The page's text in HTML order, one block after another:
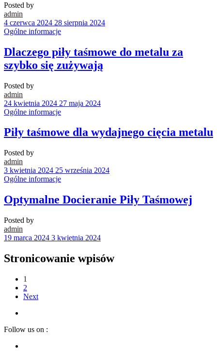
Posted by
admin
4 czerwca 2024 28 sierpnia 2024
Ogólne informacje
Dlaczego piły taśmowe do metalu za
szybko się zużywają
Posted by
admin
24 kwietnia 2024 27 maja 2024
Ogólne informacje
Piły taśmowe dla wydajnego cięcia metalu
Posted by
admin
3 kwietnia 2024 25 września 2024
Ogólne informacje
Optymalne Docieranie Piły Taśmowej
Posted by
admin
19 marca 2024 3 kwietnia 2024
Stronicowanie wpisów
1
2
Next
Follow us on :